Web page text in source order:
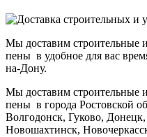
Мы доставим строительные
пены в удобное для вас
на-Дону.
Мы доставим строительные
пены в города Ростовской
Волгодонск, Гуково, Донецк,
Новошахтинск,